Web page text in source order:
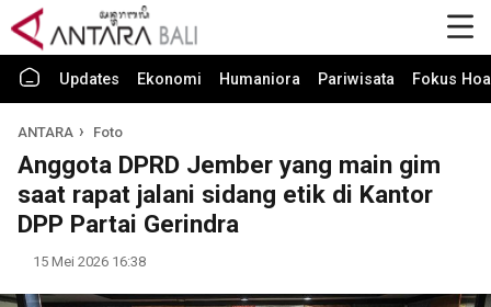
Updates Ekonomi Humaniora Pariwisata Fokus
ANTARA Foto
Anggota DPRD Jember yang main gim
saat rapat jalani sidang etik di Kantor
DPP Partai Gerindra
15 Mei 2026 16:38